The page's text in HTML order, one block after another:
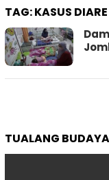
TAG:KASUS DIARE
TUALANG BUDAYA